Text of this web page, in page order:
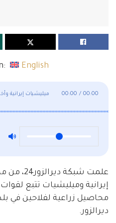
English
ميليشيات إيرانية 00:00 / 00:00
علمت شبكة
إيرانية وميليشيات تتبع
محاصيل زراعية لفلاحين
ديرالزور.